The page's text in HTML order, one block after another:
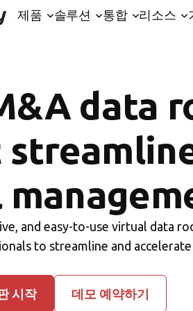
제품 솔루션 통합 리소스
data
and easy-to-use virtual data
to streamline and
시작 데모 예약하기